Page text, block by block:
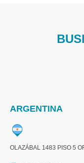
ARGENTINA
OLAZÁBAL 1483 PISO 5